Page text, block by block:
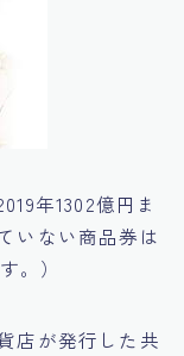
年1302億円ま
いない商品券は
。）
店が発行した共